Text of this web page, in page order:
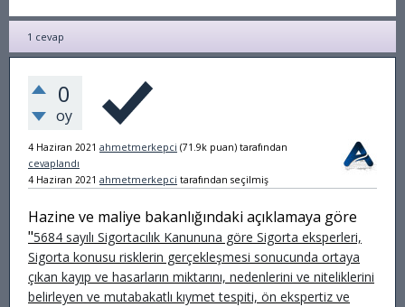
1 cevap
0
oy
4 Haziran 2021 ahmetmerkepci (71.9k puan) tarafından
cevaplandı
4 Haziran 2021 ahmetmerkepci tarafından seçilmiş
Hazine ve maliye bakanlığındaki açıklamaya göre
"5684 sayılı Sigortacılık Kanununa göre Sigorta eksperleri,
Sigorta konusu risklerin gerçekleşmesi sonucunda ortaya
çıkan kayıp ve hasarların miktarını, nedenlerini ve niteliklerini
belirleyen ve mutabakatlı kıymet tespiti, ön ekspertiz ve